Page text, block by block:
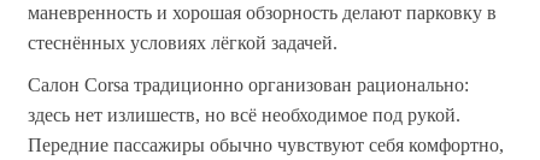
маневренность и хорошая обзорность делают парковку в
стеснённых условиях лёгкой задачей.
Салон Corsa традиционно организован рационально:
здесь нет излишеств, но всё необходимое под рукой.
Передние пассажиры обычно чувствуют себя комфортно,